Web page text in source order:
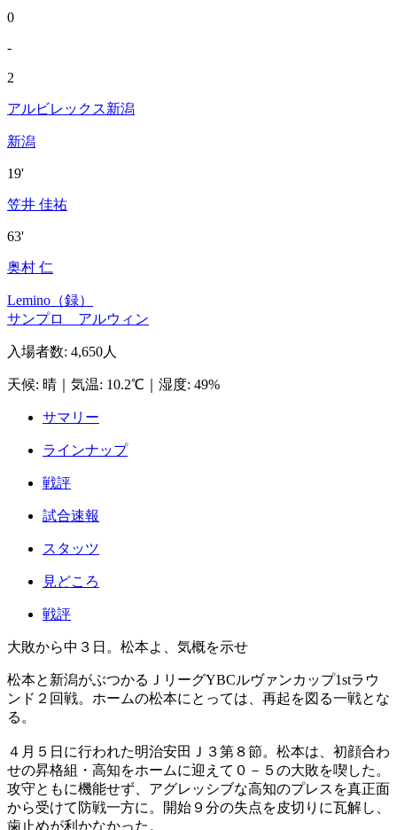
0
-
2
アルビレックス新潟
新潟
19'
笠井 佳祐
63'
奥村 仁
Lemino（録）
サンプロ アルウィン
入場者数: 4,650人
天候: 晴 気温: 10.2℃ 湿度: 49%
サマリー
ラインナップ
戦評
試合速報
スタッツ
見どころ
戦評
大敗から中３日。松本よ、気概を示せ
松本と新潟がぶつかるＪリーグYBCルヴァンカップ1stラウ
ンド２回戦。ホームの松本にとっては、再起を図る一戦とな
る。
４月５日に行われた明治安田Ｊ３第８節。松本は、初顔合わ
せの昇格組・高知をホームに迎えて０－５の大敗を喫した。
攻守ともに機能せず、アグレッシブな高知のプレスを真正面
から受けて防戦一方に。開始９分の失点を皮切りに瓦解し、
歯止めが利かなかった。